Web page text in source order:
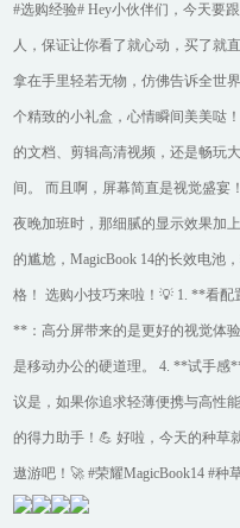
#选购经验# Hey小伙伴们，今天要
人，保证让你看了就心动，买了就
拿在手里轻若无物，仿佛告诉全世
个精致的小礼盒，心情瞬间美美哒
的文档、剪辑高清视频，还是畅玩
间。 而且啊，屏幕简直是视觉盛宴
夜晚加班时，那细腻的显示效果加
的尴尬，MagicBook 14的长效电池
格！ 选购小技巧来啦！💡 1. **看
**：高分屏带来的是更好的视觉体
是移动办公的硬道理。 4. **试手感
议是，如果你追求轻薄便携与高性
的得力助手！💪 好啦，今天的种草
遨游吧！🚀 #荣耀MagicBook14 #种